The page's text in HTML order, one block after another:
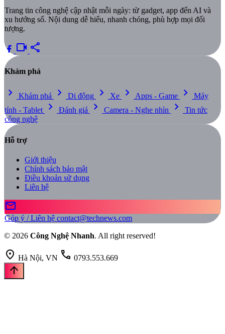
Trang tin công nghệ cập nhật mỗi ngày: từ gadget, app đến AI và
xu hướng số. Nội dung dễ hiểu, nhanh chóng, phù hợp mọi đối
tượng.
videocam share
Khám phá
chevron_right Khám phá chevron_right Di động chevron_right Xe chevron_right Apps - Game chevron_right
Máy
tính - Tablet
chevron_right Đánh giá chevron_right Camera - Nghe nhìn chevron_right
Tin tức
công nghệ
Hỗ trợ
Giới thiệu
Chính sách bảo mật
Điều khoản sử dụng
Liên hệ
mail
Góp ý / Liên hệ contact@technews.com
© 2026 Công Nghệ Nhanh. All right reserved!
location_on Hà Nội, VN call 0793.553.669
arrow_upward